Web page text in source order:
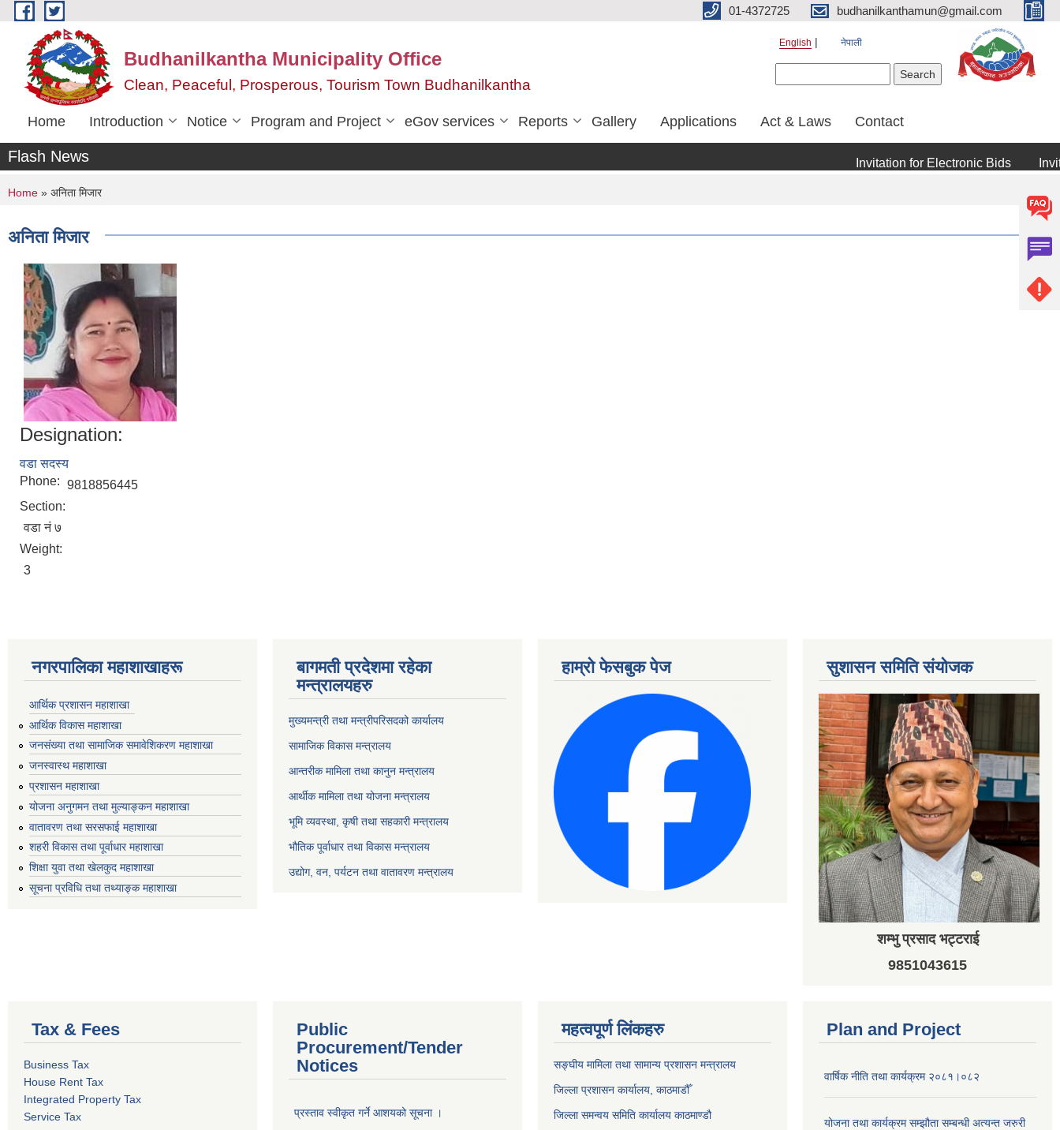
Skip to main content 01-4372725 budhanilkanthamun@gmail.com
Budhanilkantha Municipality Office
Clean, Peaceful, Prosperous, Tourism Town Budhanilkantha
English नेपाली
Home Introduction Notice Program and Project eGov services Reports Gallery Applications Act & Laws Contact
Flash News Invitation for Electronic Bids
You are here
Home » अनिता मिजार
अनिता मिजार
Designation:
वडा सदस्य
Phone: 9818856445
Section:
वडा नं ७
Weight:
3
नगरपालिका महाशाखाहरू
आर्थिक प्रशासन महाशाखा
आर्थिक विकास महाशाखा
जनसंख्या तथा सामाजिक समावेशिकरण महाशाखा
जनस्वास्थ महाशाखा
प्रशासन महाशाखा
योजना अनुगमन तथा मुल्याङ्कन महाशाखा
वातावरण तथा सरसफाई महाशाखा
शहरी विकास तथा पूर्वाधार महाशाखा
शिक्षा युवा तथा खेलकुद महाशाखा
सूचना प्रविधि तथा तथ्याङ्क महाशाखा
बागमती प्रदेशमा रहेका
मन्त्रालयहरु
मुख्यमन्त्री तथा मन्त्रीपरिसदको कार्यालय
सामाजिक विकास मन्त्रालय
आन्तरीक मामिला तथा कानुन मन्त्रालय
आर्थीक मामिला तथा योजना मन्त्रालय
भूमि व्यवस्था, कृषी तथा सहकारी मन्त्रालय
भौतिक पूर्वाधार तथा विकास मन्त्रालय
उद्योग, वन, पर्यटन तथा वातावरण मन्त्रालय
हाम्रो फेसबुक पेज सुशासन समिति संयोजक
शम्भु प्रसाद भट्टराई
9851043615
Tax & Fees
Business Tax
House Rent Tax
Integrated Property Tax
Service Tax
Public
Procurement/Tender
Notices
प्रस्ताव स्वीकृत गर्ने आशयको सूचना ।
महत्वपूर्ण लिंकहरु
सङ्‍घीय मामिला तथा सामान्य प्रशासन मन्त्रालय
जिल्ला प्रशासन कार्यालय, काठमाडौँ
जिल्ला समन्वय समिति कार्यालय काठमाण्ड‌ौ
Plan and Project
वार्षिक नीति तथा कार्यक्रम २०८१।०८२
योजना तथा कार्यक्रम सम्झौता सम्बन्धी अत्यन्त जरुरी